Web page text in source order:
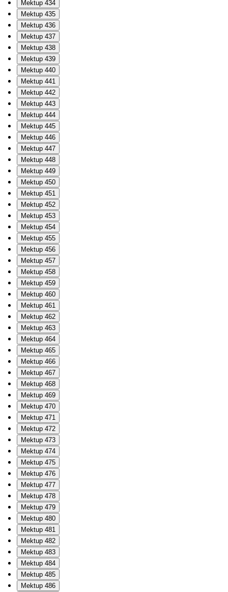
Mektup 434
Mektup 435
Mektup 436
Mektup 437
Mektup 438
Mektup 439
Mektup 440
Mektup 441
Mektup 442
Mektup 443
Mektup 444
Mektup 445
Mektup 446
Mektup 447
Mektup 448
Mektup 449
Mektup 450
Mektup 451
Mektup 452
Mektup 453
Mektup 454
Mektup 455
Mektup 456
Mektup 457
Mektup 458
Mektup 459
Mektup 460
Mektup 461
Mektup 462
Mektup 463
Mektup 464
Mektup 465
Mektup 466
Mektup 467
Mektup 468
Mektup 469
Mektup 470
Mektup 471
Mektup 472
Mektup 473
Mektup 474
Mektup 475
Mektup 476
Mektup 477
Mektup 478
Mektup 479
Mektup 480
Mektup 481
Mektup 482
Mektup 483
Mektup 484
Mektup 485
Mektup 486